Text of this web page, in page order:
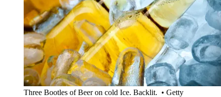
Three Bootles of Beer on cold Ice. Backlit. • Getty